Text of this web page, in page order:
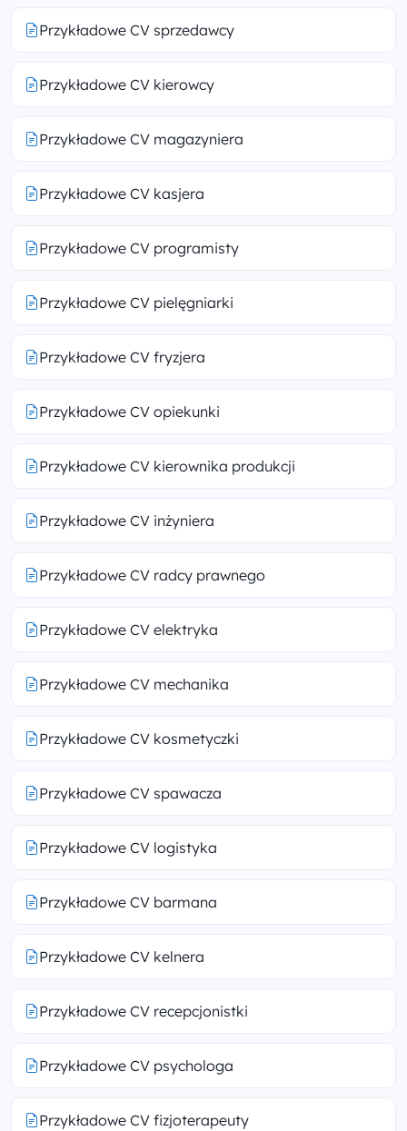
Przykładowe CV sprzedawcy
Przykładowe CV kierowcy
Przykładowe CV magazyniera
Przykładowe CV kasjera
Przykładowe CV programisty
Przykładowe CV pielęgniarki
Przykładowe CV fryzjera
Przykładowe CV opiekunki
Przykładowe CV kierownika produkcji
Przykładowe CV inżyniera
Przykładowe CV radcy prawnego
Przykładowe CV elektryka
Przykładowe CV mechanika
Przykładowe CV kosmetyczki
Przykładowe CV spawacza
Przykładowe CV logistyka
Przykładowe CV barmana
Przykładowe CV kelnera
Przykładowe CV recepcjonistki
Przykładowe CV psychologa
Przykładowe CV fizjoterapeuty